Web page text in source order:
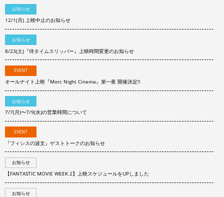
お知らせ
12/1(月) 上映中止のお知らせ
お知らせ
8/23(土)『侍タイムスリッパー』上映時間変更のお知らせ
EVENT
オールナイト上映『Morc Night Cinema』第一夜 開催決定!!
お知らせ
7/7(月)〜7/9(水)の営業時間について
EVENT
『フィシスの波文』ゲストトークのお知らせ
お知らせ
【FANTASTIC MOVIE WEEK 2】上映スケジュールをUPしました
お知らせ